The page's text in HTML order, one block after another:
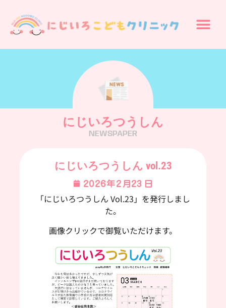
にじいろつうしん
NEWSPAPER
にじいろつうしん vol.23
2026年2月23日
「にじいろつうしん Vol.23」を発行しまし
た。
画像クリックで御覧いただけます。